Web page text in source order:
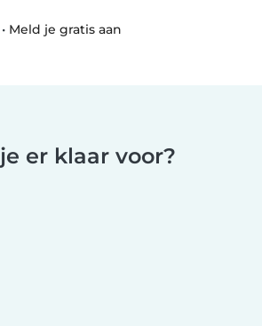
• Meld je gratis aan
er klaar voor?